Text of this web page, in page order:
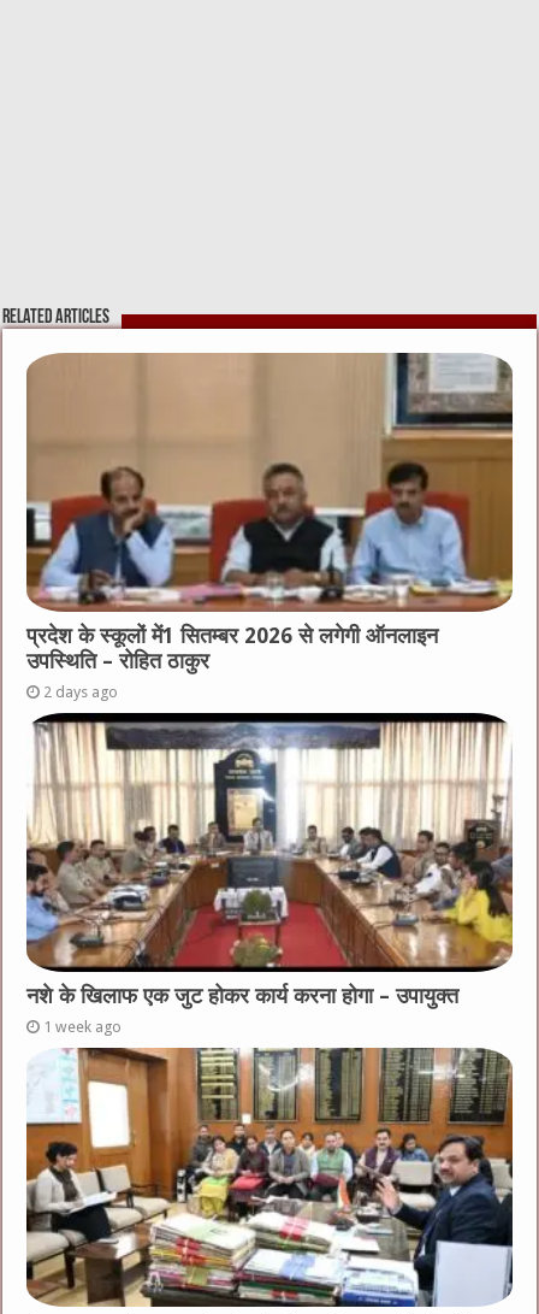
Related Articles
प्रदेश के स्कूलों में1 सितम्बर 2026 से लगेगी ऑनलाइन
उपस्थिति – रोहित ठाकुर
2 days ago
नशे के खिलाफ एक जुट होकर कार्य करना होगा – उपायुक्त
1 week ago